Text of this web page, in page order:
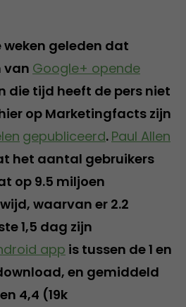
weken geleden dat
van Google+ opende
die tijd heeft de pers niet
op Marketingfacts zijn
gepubliceerd. Paul Allen
het aantal gebruikers
op 9.5 miljoen
waarvan er 2.2
1,5 dag zijn
app is tussen de 1 en
en gemiddeld
4,4 (19k